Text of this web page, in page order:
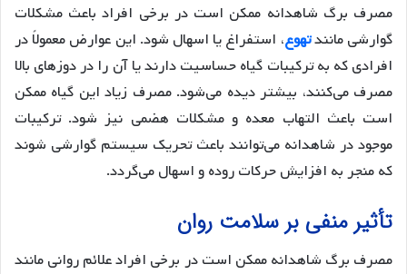
مصرف برگ شاهدانه ممکن است در برخی افراد باعث مشکلات
گوارشی مانندتهوع، استفراغ یا اسهال شود. این عوارض معمولاً در
افرادی که به ترکیبات گیاه حساسیت دارند یا آن را در دوزهای بالا
مصرف می‌کنند، بیشتر دیده می‌شود. مصرف زیاد این گیاه ممکن
است باعث التهاب معده و مشکلات هضمی نیز شود. ترکیبات
موجود در شاهدانه می‌توانند باعث تحریک سیستم گوارشی شوند
که منجر به افزایش حرکات روده و اسهال می‌گردد.
تأثیر منفی بر سلامت روان
مصرف برگ شاهدانه ممکن است در برخی افراد علائم روانی مانند